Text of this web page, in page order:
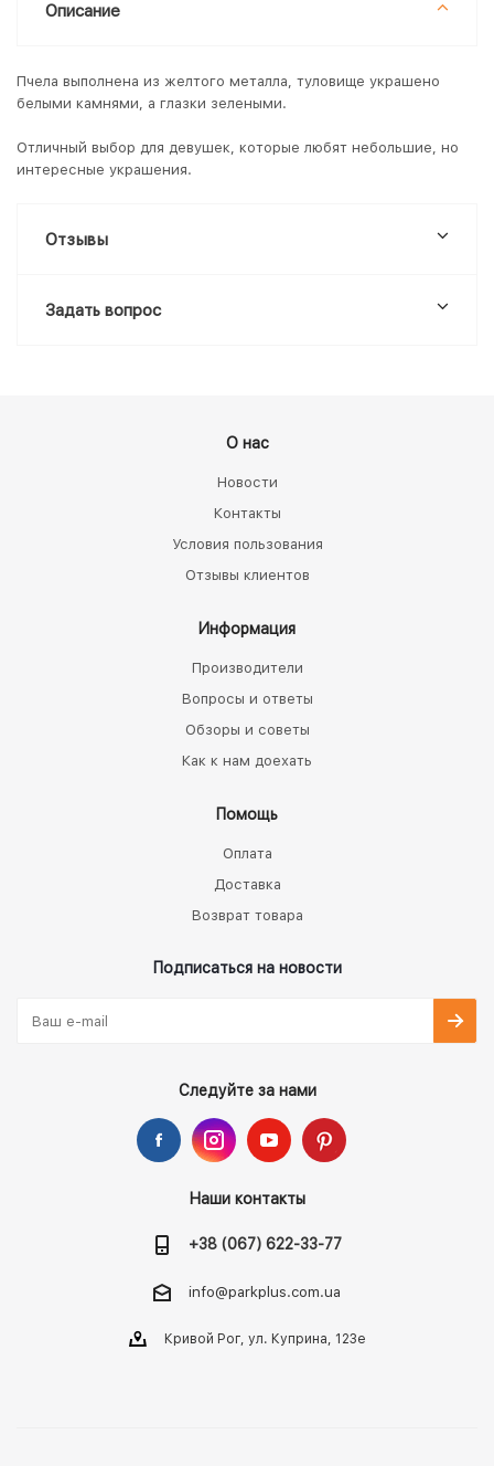
Описание
Пчела выполнена из желтого металла, туловище украшено
белыми камнями, а глазки зелеными.
Отличный выбор для девушек, которые любят небольшие, но
интересные украшения.
Отзывы
Задать вопрос
О нас
Новости
Контакты
Условия пользования
Отзывы клиентов
Информация
Производители
Вопросы и ответы
Обзоры и советы
Как к нам доехать
Помощь
Оплата
Доставка
Возврат товара
Подписаться на новости
Следуйте за нами
Наши контакты
+38 (067) 622-33-77
info@parkplus.com.ua
Кривой Рог, ул. Куприна, 123е